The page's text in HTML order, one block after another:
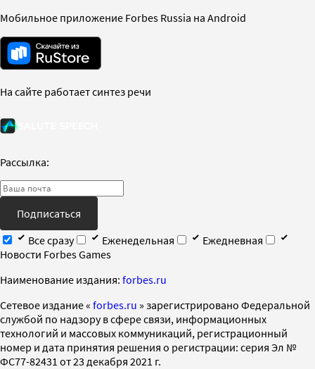
Мобильное приложение Forbes Russia на Android
На сайте работает синтез речи
Рассылка:
Подписаться
Все сразу
Еженедельная
Ежедневная
Новости Forbes Games
Наименование издания: forbes.ru
Cетевое издание « forbes.ru » зарегистрировано Федеральной
службой по надзору в сфере связи, информационных
технологий и массовых коммуникаций, регистрационный
номер и дата принятия решения о регистрации: серия Эл №
ФС77-82431 от 23 декабря 2021 г.